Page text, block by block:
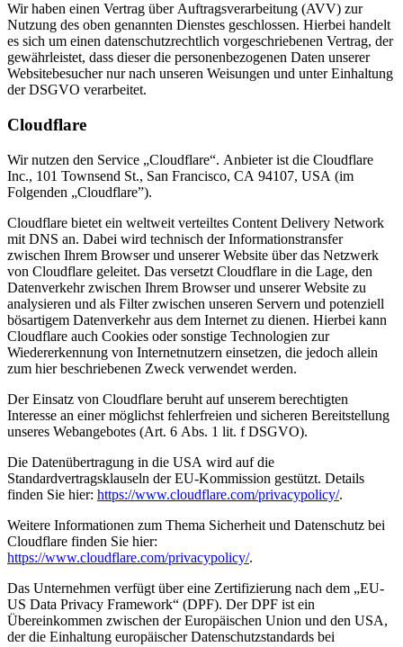
Wir haben einen Vertrag über Auftragsverarbeitung (AVV) zur
Nutzung des oben genannten Dienstes geschlossen. Hierbei handelt
es sich um einen datenschutzrechtlich vorgeschriebenen Vertrag, der
gewährleistet, dass dieser die personenbezogenen Daten unserer
Websitebesucher nur nach unseren Weisungen und unter Einhaltung
der DSGVO verarbeitet.
Cloudflare
Wir nutzen den Service „Cloudflare“. Anbieter ist die Cloudflare
Inc., 101 Townsend St., San Francisco, CA 94107, USA (im
Folgenden „Cloudflare”).
Cloudflare bietet ein weltweit verteiltes Content Delivery Network
mit DNS an. Dabei wird technisch der Informationstransfer
zwischen Ihrem Browser und unserer Website über das Netzwerk
von Cloudflare geleitet. Das versetzt Cloudflare in die Lage, den
Datenverkehr zwischen Ihrem Browser und unserer Website zu
analysieren und als Filter zwischen unseren Servern und potenziell
bösartigem Datenverkehr aus dem Internet zu dienen. Hierbei kann
Cloudflare auch Cookies oder sonstige Technologien zur
Wiedererkennung von Internetnutzern einsetzen, die jedoch allein
zum hier beschriebenen Zweck verwendet werden.
Der Einsatz von Cloudflare beruht auf unserem berechtigten
Interesse an einer möglichst fehlerfreien und sicheren Bereitstellung
unseres Webangebotes (Art. 6 Abs. 1 lit. f DSGVO).
Die Datenübertragung in die USA wird auf die
Standardvertragsklauseln der EU-Kommission gestützt. Details
finden Sie hier: https://www.cloudflare.com/privacypolicy/.
Weitere Informationen zum Thema Sicherheit und Datenschutz bei
Cloudflare finden Sie hier:
https://www.cloudflare.com/privacypolicy/.
Das Unternehmen verfügt über eine Zertifizierung nach dem „EU-
US Data Privacy Framework“ (DPF). Der DPF ist ein
Übereinkommen zwischen der Europäischen Union und den USA,
der die Einhaltung europäischer Datenschutzstandards bei